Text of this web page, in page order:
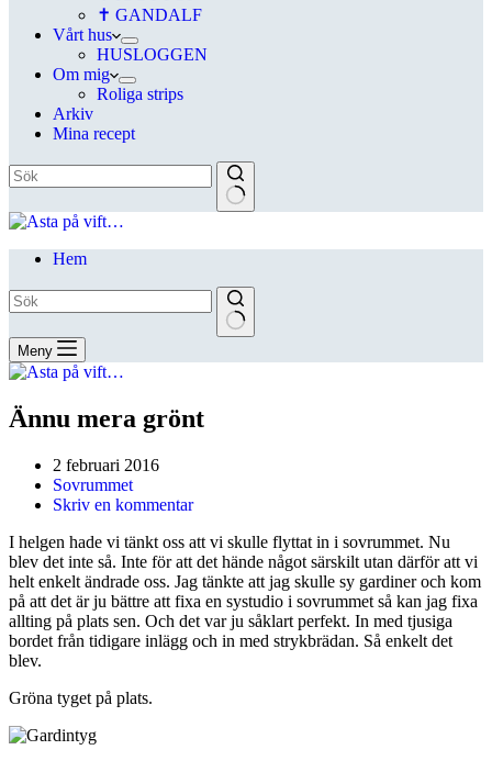
✝ GANDALF
Vårt hus
HUSLOGGEN
Om mig
Roliga strips
Arkiv
Mina recept
Hem
Meny
Ännu mera grönt
2 februari 2016
Sovrummet
Skriv en kommentar
I helgen hade vi tänkt oss att vi skulle flyttat in i sovrummet. Nu
blev det inte så. Inte för att det hände något särskilt utan därför att vi
helt enkelt ändrade oss. Jag tänkte att jag skulle sy gardiner och kom
på att det är ju bättre att fixa en systudio i sovrummet så kan jag fixa
allting på plats sen. Och det var ju såklart perfekt. In med tjusiga
bordet från tidigare inlägg och in med strykbrädan. Så enkelt det
blev.
Gröna tyget på plats.